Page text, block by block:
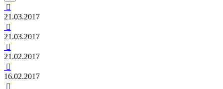

21.03.2017

21.03.2017

21.02.2017

16.02.2017
